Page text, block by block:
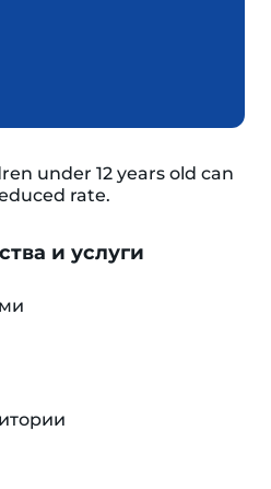
under 12 years old can
rate.
и услуги